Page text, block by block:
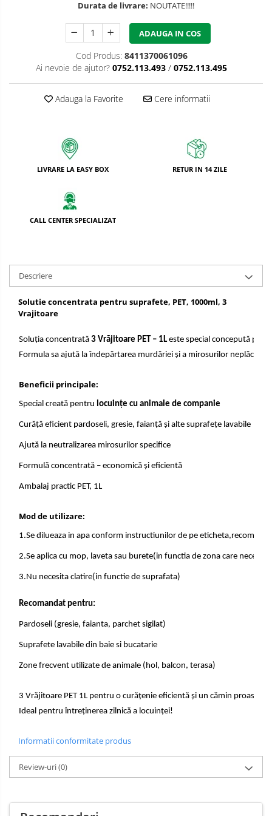
Durata de livrare: NOUTATE!!!!!
ADAUGA IN COS
Cod Produs: 8411370061096
Ai nevoie de ajutor? 0752.113.493 / 0752.113.495
Adauga la Favorite Cere informatii
LIVRARE LA EASY BOX RETUR IN 14 ZILE
CALL CENTER SPECIALIZAT
Descriere
Solutie concentrata pentru suprafete, PET, 1000ml, 3
Vrajitoare
Soluția concentrată 3 Vrăjitoare PET – 1Leste special concepută
Formula sa ajută la îndepărtarea murdăriei și a mirosurilor
Beneficii principale:
Special creată pentru locuințe cu animale de companie
Curăță eficient pardoseli, gresie, faianță și alte suprafețe lavabile
Ajută la neutralizarea mirosurilor specifice
Formulă concentrată – economică și eficientă
Ambalaj practic PET, 1L
Mod de utilizare:
1.Se dilueaza in apa conform instructiunilor de pe
2.Se aplica cu mop, laveta sau burete(in functia de zona care necesita
3.Nu necesita clatire(in functie de suprafata)
Recomandat pentru:
Pardoseli (gresie, faianta, parchet sigilat)
Suprafete lavabile din baie si bucatarie
Zone frecvent utilizate de animale (hol, balcon, terasa)
3 Vrăjitoare PET 1L pentru o curățenie eficientă și un cămin
Ideal pentru întreținerea zilnică a locuinței!
Informatii conformitate produs
Review-uri(0)